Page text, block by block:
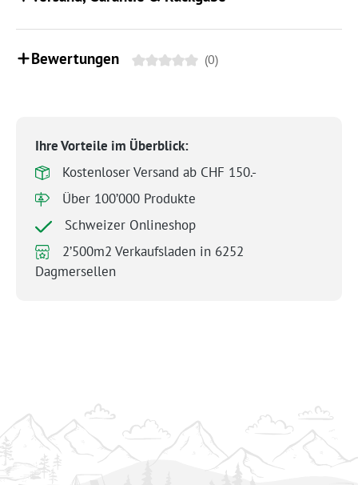
Bewertungen (0)
Ihre Vorteile im Überblick:
Kostenloser Versand ab CHF 150.-
Über 100’000 Produkte
Schweizer Onlineshop
2’500m2 Verkaufsladen in 6252
Dagmersellen